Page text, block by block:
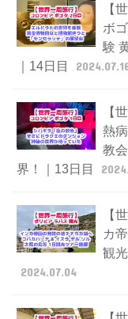
【
ボ
験
｜14日目
【
熱
教
界！｜13日目
【
カ
観
2024.07.04